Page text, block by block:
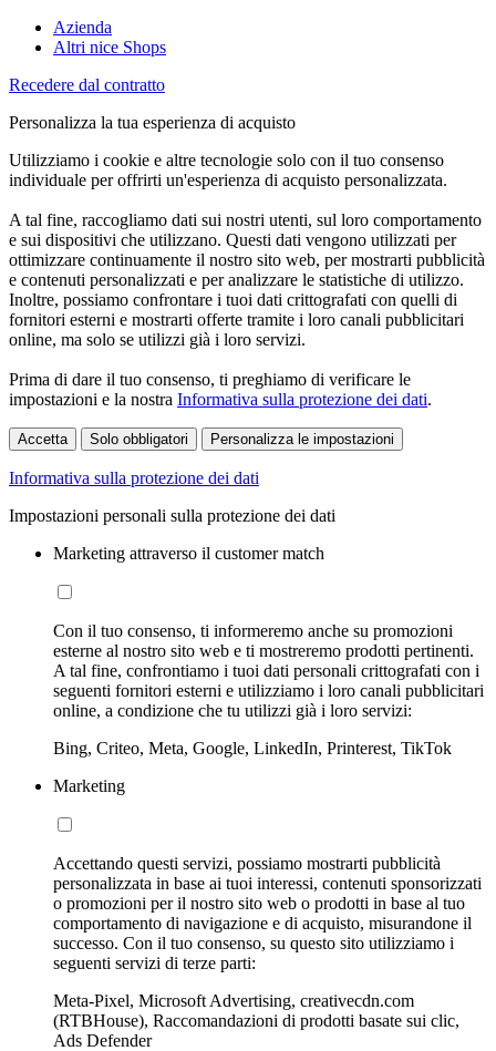
Azienda
Altri nice Shops
Recedere dal contratto
Personalizza la tua esperienza di acquisto
Utilizziamo i cookie e altre tecnologie solo con il tuo consenso
individuale per offrirti un'esperienza di acquisto personalizzata.
A tal fine, raccogliamo dati sui nostri utenti, sul loro comportamento
e sui dispositivi che utilizzano. Questi dati vengono utilizzati per
ottimizzare continuamente il nostro sito web, per mostrarti pubblicità
e contenuti personalizzati e per analizzare le statistiche di utilizzo.
Inoltre, possiamo confrontare i tuoi dati crittografati con quelli di
fornitori esterni e mostrarti offerte tramite i loro canali pubblicitari
online, ma solo se utilizzi già i loro servizi.
Prima di dare il tuo consenso, ti preghiamo di verificare le
impostazioni e la nostra Informativa sulla protezione dei dati.
Accetta Solo obbligatori Personalizza le impostazioni
Informativa sulla protezione dei dati
Impostazioni personali sulla protezione dei dati
Marketing attraverso il customer match
Con il tuo consenso, ti informeremo anche su promozioni
esterne al nostro sito web e ti mostreremo prodotti pertinenti.
A tal fine, confrontiamo i tuoi dati personali crittografati con i
seguenti fornitori esterni e utilizziamo i loro canali pubblicitari
online, a condizione che tu utilizzi già i loro servizi:
Bing, Criteo, Meta, Google, LinkedIn, Printerest, TikTok
Marketing
Accettando questi servizi, possiamo mostrarti pubblicità
personalizzata in base ai tuoi interessi, contenuti sponsorizzati
o promozioni per il nostro sito web o prodotti in base al tuo
comportamento di navigazione e di acquisto, misurandone il
successo. Con il tuo consenso, su questo sito utilizziamo i
seguenti servizi di terze parti:
Meta-Pixel, Microsoft Advertising, creativecdn.com
(RTBHouse), Raccomandazioni di prodotti basate sui clic,
Ads Defender